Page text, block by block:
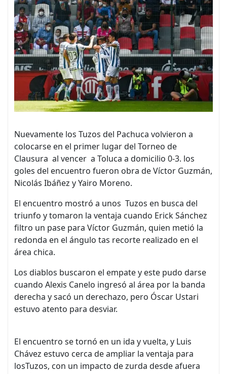
Nuevamente los Tuzos del Pachuca volvieron a
colocarse en el primer lugar del Torneo de
Clausura al vencer a Toluca a domicilio 0-3. los
goles del encuentro fueron obra de Víctor Guzmán,
Nicolás Ibáñez y Yairo Moreno.
El encuentro mostró a unos Tuzos en busca del
triunfo y tomaron la ventaja cuando Erick Sánchez
filtro un pase para Víctor Guzmán, quien metió la
redonda en el ángulo tas recorte realizado en el
área chica.
Los diablos buscaron el empate y este pudo darse
cuando Alexis Canelo ingresó al área por la banda
derecha y sacó un derechazo, pero Óscar Ustari
estuvo atento para desviar.
El encuentro se tornó en un ida y vuelta, y Luis
Chávez estuvo cerca de ampliar la ventaja para
losTuzos, con un impacto de zurda desde afuera